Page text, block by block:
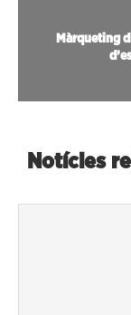
Màrqueting
Notícies